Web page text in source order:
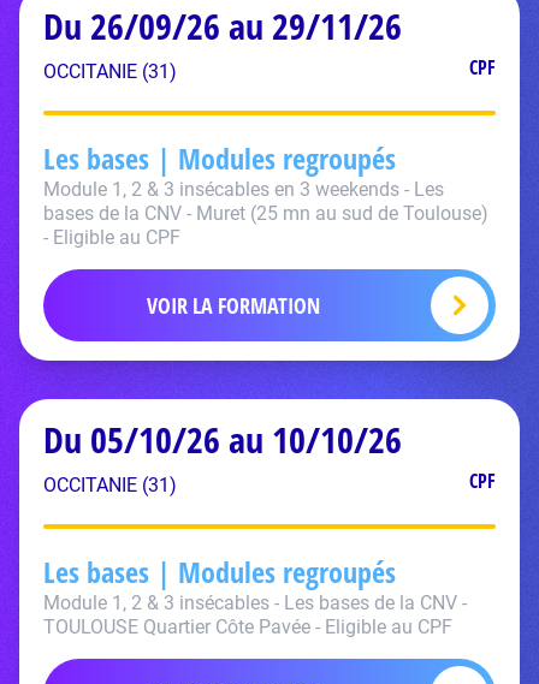
Du 26/09/26 au 29/11/26
OCCITANIE (31) CPF
Les bases | Modules regroupés
Module 1, 2 & 3 insécables en 3 weekends - Les
bases de la CNV - Muret (25 mn au sud de Toulouse)
- Eligible au CPF
VOIR LA FORMATION
Du 05/10/26 au 10/10/26
OCCITANIE (31) CPF
Les bases | Modules regroupés
Module 1, 2 & 3 insécables - Les bases de la CNV -
TOULOUSE Quartier Côte Pavée - Eligible au CPF